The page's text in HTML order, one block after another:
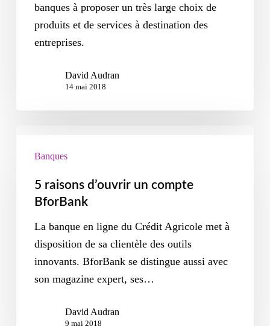
banques à proposer un très large choix de
produits et de services à destination des
entreprises.
David Audran
14 mai 2018
Banques
5 raisons d’ouvrir un compte
BforBank
La banque en ligne du Crédit Agricole met à
disposition de sa clientèle des outils
innovants. BforBank se distingue aussi avec
son magazine expert, ses…
David Audran
9 mai 2018